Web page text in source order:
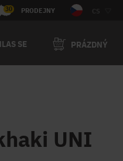
30 PRODEJNY CS
SE PRÁZDNÝ
UNI